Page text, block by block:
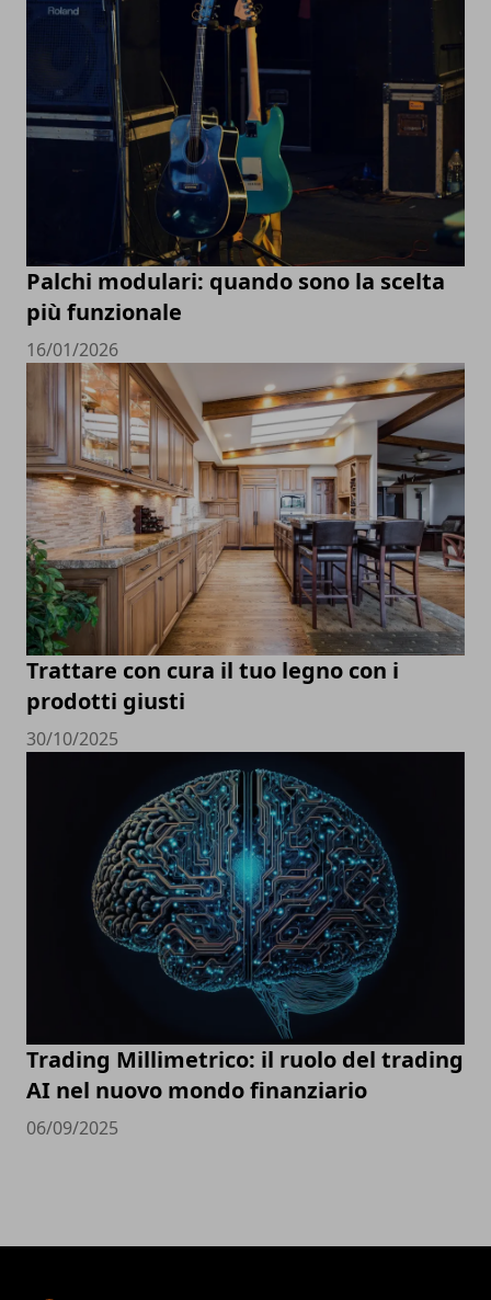
Palchi modulari: quando sono la scelta
più funzionale
16/01/2026
Trattare con cura il tuo legno con i
prodotti giusti
30/10/2025
Trading Millimetrico: il ruolo del trading
AI nel nuovo mondo finanziario
06/09/2025